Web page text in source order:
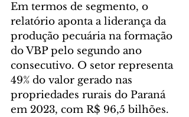
Em termos de segmento, o
relatório aponta a liderança da
produção pecuária na formação
do VBP pelo segundo ano
consecutivo. O setor representa
49% do valor gerado nas
propriedades rurais do Paraná
em 2023, com R$ 96,5 bilhões.